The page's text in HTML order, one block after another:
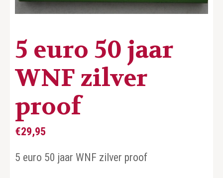
5 euro 50 jaar
WNF zilver
proof
€29,95
5 euro 50 jaar WNF zilver proof